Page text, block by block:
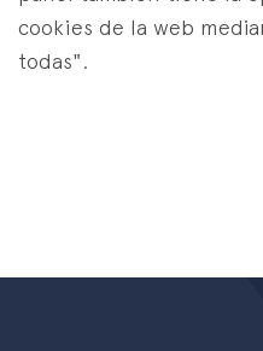
cookies de la web
todas".